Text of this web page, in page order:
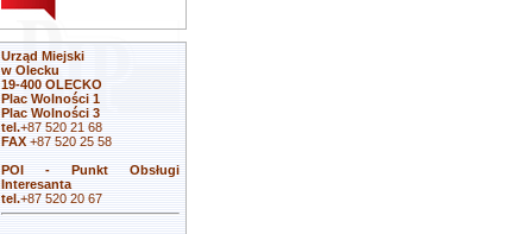
Urząd Miejski
w Olecku
19-400 OLECKO
Plac Wolności 1
Plac Wolności 3
tel.+87 520 21 68
FAX +87 520 25 58
POI - Punkt Obsługi
Interesanta
tel.+87 520 20 67